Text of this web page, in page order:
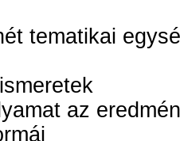
tematikai
az